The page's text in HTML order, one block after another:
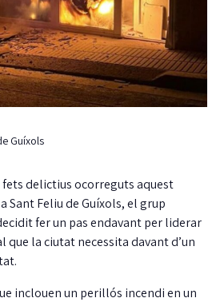
Guíxols
delictius ocorreguts aquest
Sant Feliu de Guíxols, el grup
fer un pas endavant per liderar
la ciutat necessita davant d’un
inclouen un perillós incendi en un